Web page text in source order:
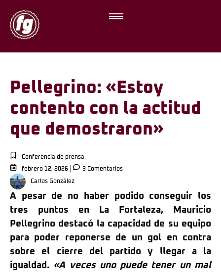
Pellegrino: «Estoy
contento con la actitud
que demostraron»
Conferencia de prensa
febrero 12, 2026
3 Comentarios
Carlos González
A pesar de no haber podido conseguir los
tres puntos en La Fortaleza, Mauricio
Pellegrino destacó la capacidad de su equipo
para poder reponerse de un gol en contra
sobre el cierre del partido y llegar a la
igualdad. «A veces uno puede tener un mal